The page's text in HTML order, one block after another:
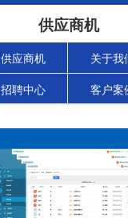
供应商机
供应商机 关于我
招聘中心 客户案